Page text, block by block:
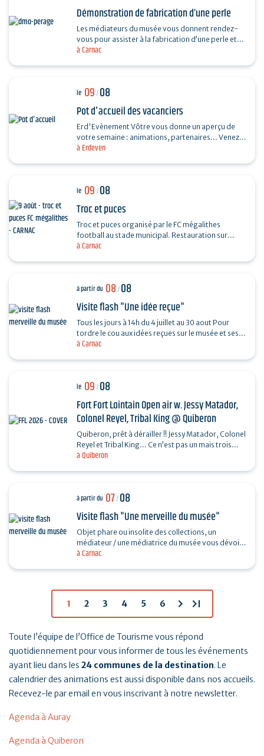
à Carnac
Démonstration de fabrication d’une perle
Les médiateurs du musée vous donnent rendez-
vous pour assister à la fabrication d’une perle et
vous dévoiler les techniques ingénieuses…
à Erdeven
le 09/08
Pot d'accueil des vacanciers
Erd'Evènement Vôtre vous donne un aperçu de
votre semaine : animations, partenaires... Venez
faire le plein de bons plans ! Ils vous feront
à Carnac
le 09/08
Troc et puces
Troc et puces organisé par le FC mégalithes
football au stade municipal. Restauration sur
place, entrée 1€, gratuite pour les moins de 16…
à Carnac
à partir du 08/08
Visite flash "Une idée reçue"
Tous les jours à 14h du 4 juillet au 30 aout Pour
tordre le cou aux idées reçues sur le musée et ses
collections, piochez au hasard une question et…
à Quiberon
le 09/08
Fort Fort Lointain Open air w. Jessy Matador,
Colonel Reyel, Tribal King @ Quiberon
Quiberon, prêt à dérailler !! Jessy Matador, Colonel
Reyel et Tribal King… Ce n’est pas un mais trois
artistes que nous invitons le dimanche 9…
à Carnac
à partir du 07/08
Visite flash "Une merveille du musée"
Objet phare ou insolite des collections, un
médiateur / une médiatrice du musée vous dévoile
son histoire. Sans réservation. Durée 30…
1 2 3 4 5 6 chevron_right last_page
Toute l’équipe de l’Office de Tourisme vous répond
quotidiennement pour vous informer de tous les événements
ayant lieu dans les 24 communes de la destination. Le
calendrier des animations est aussi disponible dans nos accueils.
Recevez-le par email en vous inscrivant à notre newsletter.
Agenda à Auray
Agenda à Quiberon